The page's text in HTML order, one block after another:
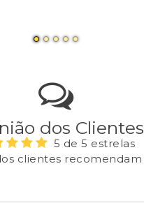
dos Clientes
5 de 5 estrelas
clientes recomendam